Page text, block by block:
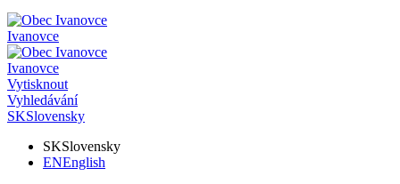
Ivanovce
Ivanovce
Vytisknout
Vyhledávání
SKSlovensky
SKSlovensky
ENEnglish